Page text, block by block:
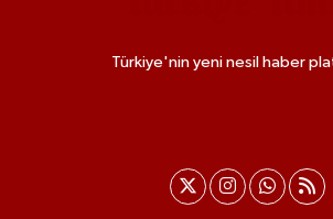
Türkiye'nin yeni nesil haber